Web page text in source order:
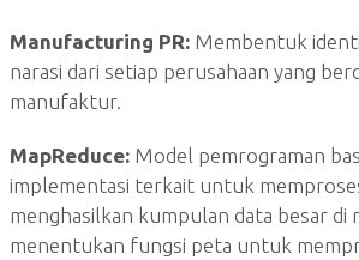
Manufacturing PR: Membentuk
narasi dari setiap perusahaan yang
manufaktur.
MapReduce: Model pemrograman
implementasi terkait untuk
menghasilkan kumpulan data besar di
menentukan fungsi peta untuk